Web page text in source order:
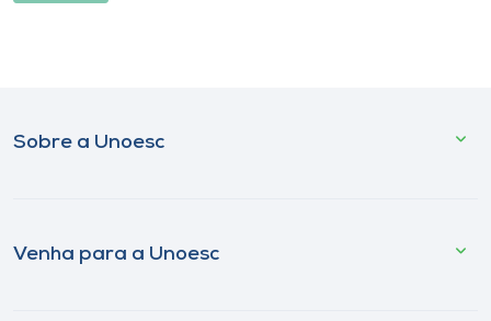
Sobre a Unoesc
Venha para a Unoesc